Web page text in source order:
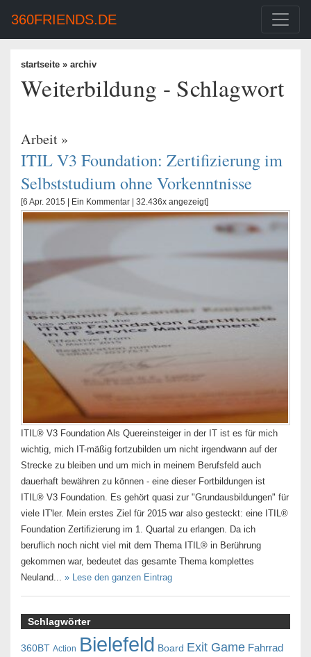
360FRIENDS.DE
startseite » archiv
Weiterbildung - Schlagwort
Arbeit »
ITIL V3 Foundation: Zertifizierung im
Selbststudium ohne Vorkenntnisse
[6 Apr. 2015 | Ein Kommentar | 32.436x angezeigt]
ITIL® V3 Foundation Als Quereinsteiger in der IT ist es für mich
wichtig, mich IT-mäßig fortzubilden um nicht irgendwann auf der
Strecke zu bleiben und um mich in meinem Berufsfeld auch
dauerhaft bewähren zu können - eine dieser Fortbildungen ist
ITIL® V3 Foundation. Es gehört quasi zur "Grundausbildungen" für
viele IT'ler. Mein erstes Ziel für 2015 war also gesteckt: eine ITIL®
Foundation Zertifizierung im 1. Quartal zu erlangen. Da ich
beruflich noch nicht viel mit dem Thema ITIL® in Berührung
gekommen war, bedeutet das gesamte Thema komplettes
Neuland... » Lese den ganzen Eintrag
Schlagwörter
360BT Action Bielefeld Board Exit Game Fahrrad